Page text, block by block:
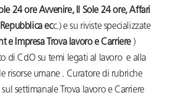
24 ore Avvenire, Il Sole 24 ore, Affari
ecc.) e su riviste specializzate
e Impresa Trova lavoro e Carriere )
di CdO su temi legati al lavoro e alla
risorse umane . Curatore di rubriche
settimanale Trova lavoro e Carriere